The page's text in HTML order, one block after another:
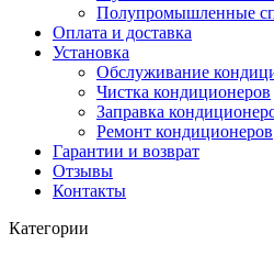
Полупромышленные
Оплата и доставка
Установка
Обслуживание
Чистка кондиционеров
Заправка
Ремонт кондиционеров
Гарантии и возврат
Отзывы
Контакты
Категории